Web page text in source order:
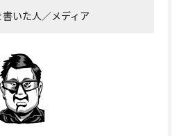
いた人／メディア